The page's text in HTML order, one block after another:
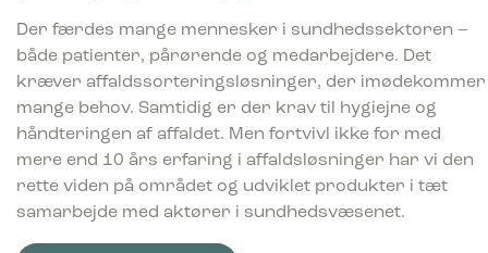
Der færdes mange mennesker i sundhedssektoren –
både patienter, pårørende og medarbejdere. Det
kræver affaldssorteringsløsninger, der imødekommer
mange behov. Samtidig er der krav til hygiejne og
håndteringen af affaldet. Men fortvivl ikke for med
mere end 10 års erfaring i affaldsløsninger har vi den
rette viden på området og udviklet produkter i tæt
samarbejde med aktører i sundhedsvæsenet.